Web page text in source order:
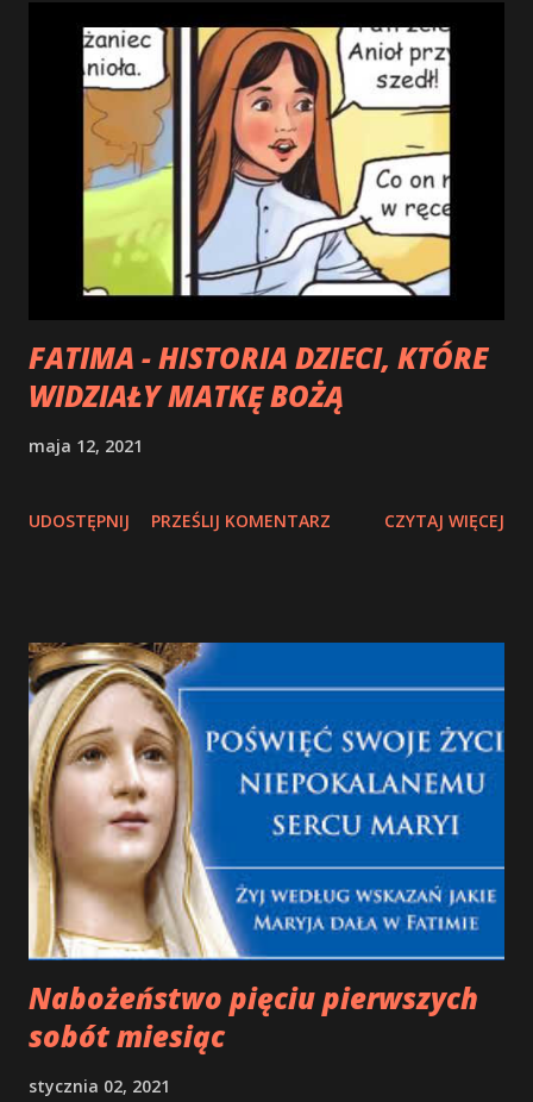
NIEPOKALANEMU SERCU NAJŚWIĘTSZEJ MARYI PANNY
O Maryjo, Matko Boga i nasza Matko, uciekamy się do
Ciebie w tej godzinie cierpienia. Jesteś naszą Matką,
miłujesz nas i znasz nas: nic, co nosimy w sercu, nie jest
przed Tobą ukryte. Matko miłosierdzia, tak wiele razy
doświadczyliśmy Twojej opatrznościowej czułości, Twojej
obecności, która przywraca nam pokój, ponieważ Ty
zawsze prowadzisz nas do Jezusa, Księcia Pokoju. My
jednak zgubiliśmy drogę do pokoju. Zapomnieliśmy o nauce
płynącej z ...
FATIMA - HISTORIA DZIECI, KTÓRE
WIDZIAŁY MATKĘ BOŻĄ
maja 12, 2021
UDOSTĘPNIJ PRZEŚLIJ KOMENTARZ CZYTAJ WIĘCEJ
Nabożeństwo pięciu pierwszych
sobót miesiąc
stycznia 02, 2021